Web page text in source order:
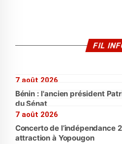
FIL
7 août 2026
Bénin : l'ancien président
du Sénat
7 août 2026
Concerto de l’indépendance
attraction à Yopougon